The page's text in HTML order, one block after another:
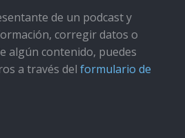
de un podcast y
corregir datos o
algún contenido, puedes
a través del formulario de